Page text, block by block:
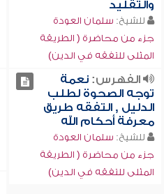
والتقليد
للشيخ: سلمان العودة
جزء من محاضرة ( الطريقة
المثلى للتفقه في الدين)
الفهرس:نعمة
توجه الصحوة لطلب
الدليل , التفقه طريق
معرفة أحكام الله
للشيخ: سلمان العودة
جزء من محاضرة ( الطريقة
المثلى للتفقه في الدين)